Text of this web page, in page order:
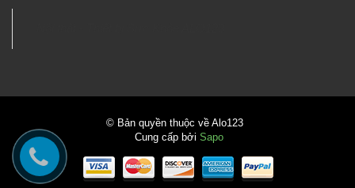
© Bản quyền thuộc về Alo123
Cung cấp bởi Sapo